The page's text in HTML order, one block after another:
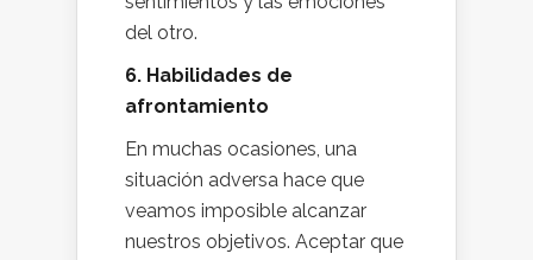
del otro.
6. Habilidades de
afrontamiento
En muchas ocasiones, una
situación adversa hace que
veamos imposible alcanzar
nuestros objetivos. Aceptar que